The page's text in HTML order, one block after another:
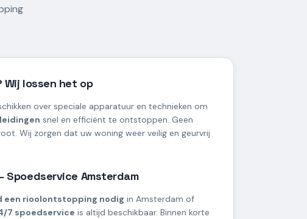
lossen het op
over speciale apparatuur en technieken om
snel en efficiënt te ontstoppen. Geen
Wij zorgen dat uw woning weer veilig en geurvrij
Spoedservice Amsterdam
een rioolontstopping nodig in Amsterdam of
7 spoedservice is altijd beschikbaar. Binnen korte